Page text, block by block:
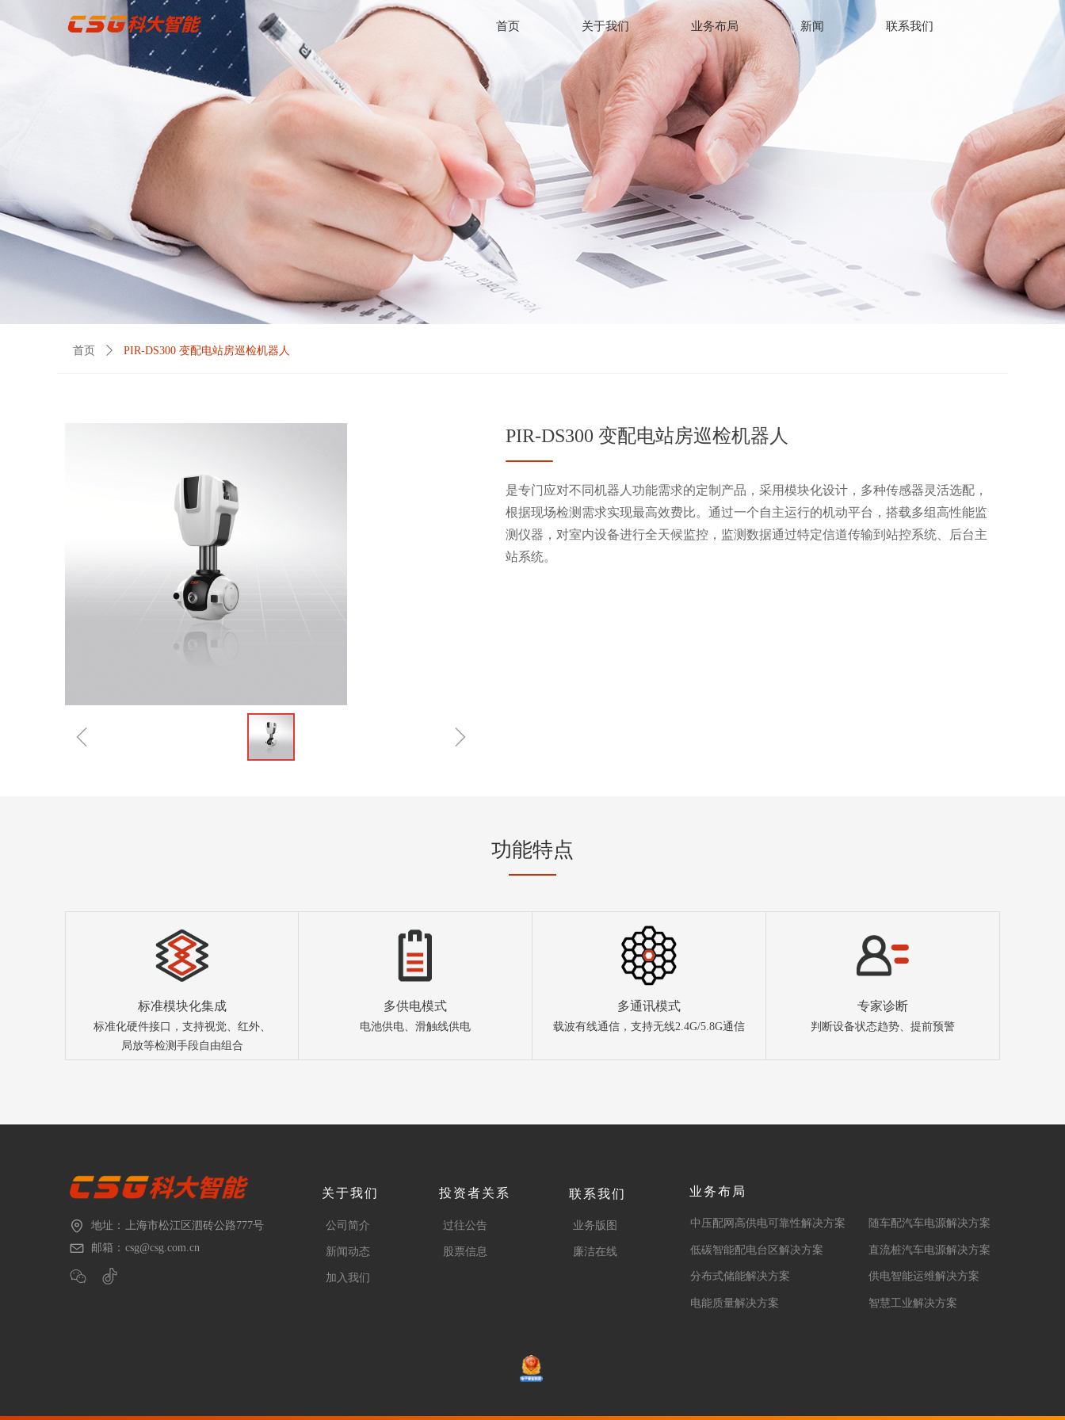
首页 关于我们 业务布局 新闻 联系我们
首页 ꄲ PIR-DS300 变配电站房巡检机器人
ꁆ ꁇ
PIR-DS300 变配电站房巡检机器人
是专门应对不同机器人功能需求的定制产品，采用模块化设计，多种传感器灵活选配，
根据现场检测需求实现最高效费比。通过一个自主运行的机动平台，搭载多组高性能监
测仪器，对室内设备进行全天候监控，监测数据通过特定信道传输到站控系统、后台主
站系统。
功能特点
标准模块化集成
标准化硬件接口，支持视觉、红外、
局放等检测手段自由组合
多供电模式
电池供电、滑触线供电
多通讯模式
载波有线通信，支持无线2.4G/5.8G通信
专家诊断
判断设备状态趋势、提前预警
地址： 上海市松江区泗砖公路777号
邮箱： csg@csg.com.cn
中压配网高供电可靠性解决方案
低碳智能配电台区解决方案
分布式储能解决方案
电能质量解决方案
业务布局
随车配汽车电源解决方案
直流桩汽车电源解决方案
供电智能运维解决方案
智慧工业解决方案
公司简介
新闻动态
加入我们
关于我们
过往公告
股票信息
投资者关系
业务版图
廉洁在线
联系我们